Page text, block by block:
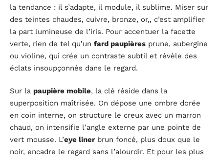
la tendance : il s’adapte, il module, il sublime. Miser sur
des teintes chaudes, cuivre, bronze, or,, c’est amplifier
la part lumineuse de l’iris. Pour accentuer la facette
verte, rien de tel qu’un fard paupières prune, aubergine
ou violine, qui crée un contraste subtil et révèle des
éclats insoupçonnés dans le regard.
Sur la paupière mobile, la clé réside dans la
superposition maîtrisée. On dépose une ombre dorée
en coin interne, on structure le creux avec un marron
chaud, on intensifie l’angle externe par une pointe de
vert mousse. L’eye linerbrun foncé, plus doux que le
noir, encadre le regard sans l’alourdir. Et pour les plus